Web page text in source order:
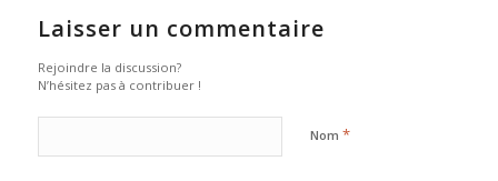
Laisser un commentaire
Rejoindre la discussion?
N’hésitez pas à contribuer !
Nom *